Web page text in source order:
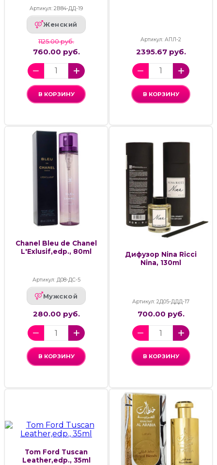
Артикул: 2В84-ДД-19
Женский
1125.00 руб.
760.00 руб.
В КОРЗИНУ
Артикул: АПЛ-2
2395.67 руб.
В КОРЗИНУ
Chanel Bleu de Chanel
L'Exlusif,edp., 80ml
Артикул: Д08-ДС-5
Мужской
280.00 руб.
В КОРЗИНУ
Дифузор Nina Ricci
Nina, 130ml
Артикул: 2Д05-ДДД-17
700.00 руб.
В КОРЗИНУ
Tom Ford Tuscan
Leather,edp., 35ml